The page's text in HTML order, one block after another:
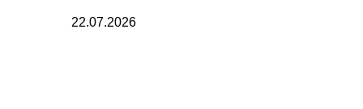
22.07.2026